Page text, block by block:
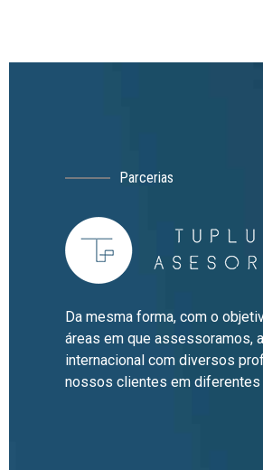
Parcerias
Da mesma forma, com o
áreas em que assessoramos,
internacional com diversos
nossos clientes em diferentes